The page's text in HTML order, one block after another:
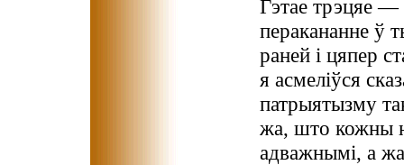
Гэтае трэцяе —
перакананне ў
раней і цяпер
я асмеліўся
патрыятызму
жа, што кожны
адважнымі, а